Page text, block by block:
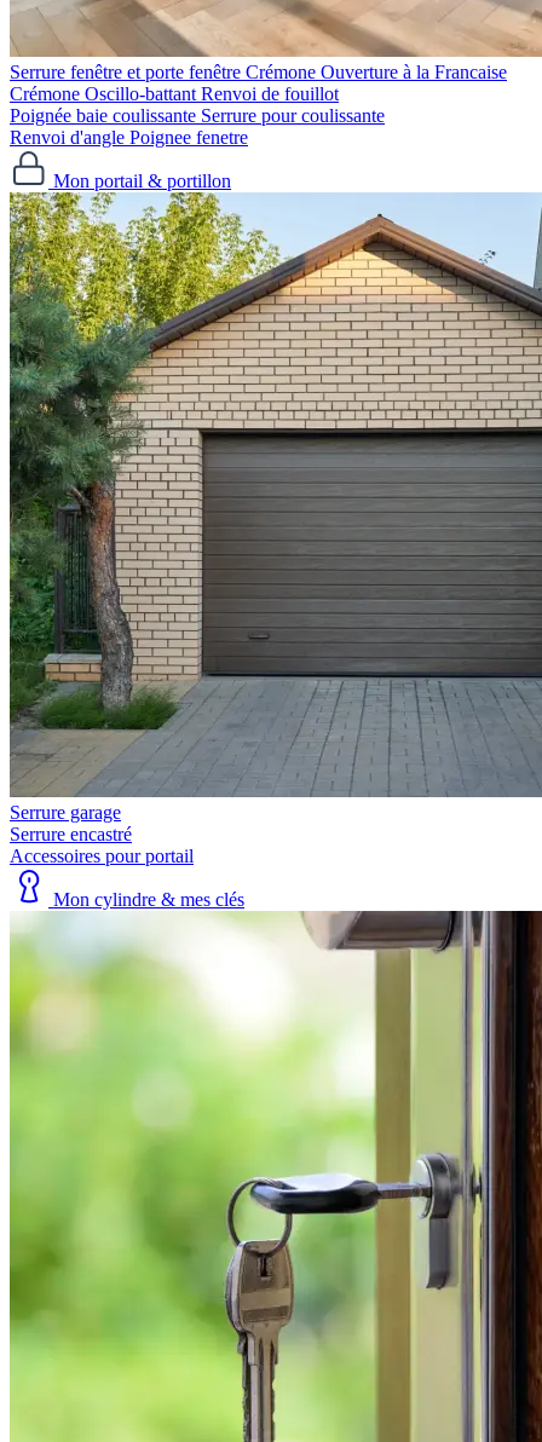
Serrure fenêtre et porte fenêtre
Crémone Ouverture à la Francaise
Crémone Oscillo-battant Renvoi de fouillot
Poignée baie coulissante Serrure pour coulissante
Renvoi d'angle Poignee fenetre
Mon portail & portillon
Serrure garage
Serrure encastré
Accessoires pour portail
Mon cylindre & mes clés